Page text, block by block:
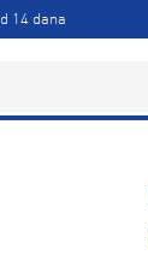
14 dana